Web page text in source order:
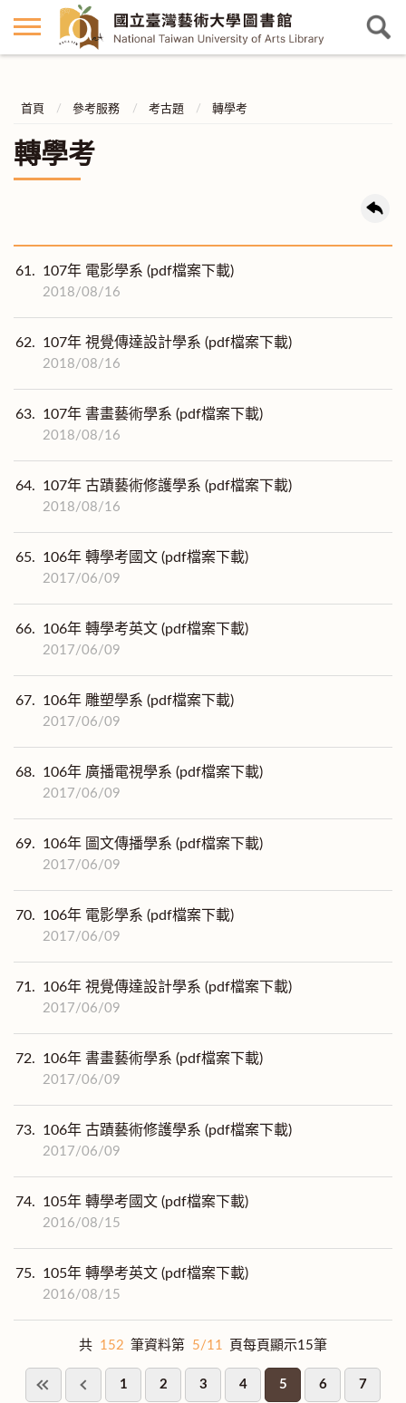
首頁 參考服務 考古題 轉學考
轉學考
61. 107年 電影學系 (pdf檔案下載)
2018/08/16
62. 107年 視覺傳達設計學系 (pdf檔案下載)
2018/08/16
63. 107年 書畫藝術學系 (pdf檔案下載)
2018/08/16
64. 107年 古蹟藝術修護學系 (pdf檔案下載)
2018/08/16
65. 106年 轉學考國文 (pdf檔案下載)
2017/06/09
66. 106年 轉學考英文 (pdf檔案下載)
2017/06/09
67. 106年 雕塑學系 (pdf檔案下載)
2017/06/09
68. 106年 廣播電視學系 (pdf檔案下載)
2017/06/09
69. 106年 圖文傳播學系 (pdf檔案下載)
2017/06/09
70. 106年 電影學系 (pdf檔案下載)
2017/06/09
71. 106年 視覺傳達設計學系 (pdf檔案下載)
2017/06/09
72. 106年 書畫藝術學系 (pdf檔案下載)
2017/06/09
73. 106年 古蹟藝術修護學系 (pdf檔案下載)
2017/06/09
74. 105年 轉學考國文 (pdf檔案下載)
2016/08/15
75. 105年 轉學考英文 (pdf檔案下載)
2016/08/15
共 152 筆資料第 5/11 頁每頁顯示15筆
1 2 3 4 5 6 7